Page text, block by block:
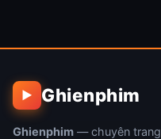
▶ Ghienphim
Ghienphim — chuyên trang